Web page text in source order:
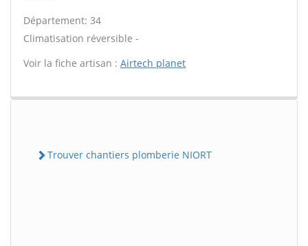
Département: 34
Climatisation réversible -
Voir la fiche artisan : Airtech planet
Trouver chantiers plomberie NIORT